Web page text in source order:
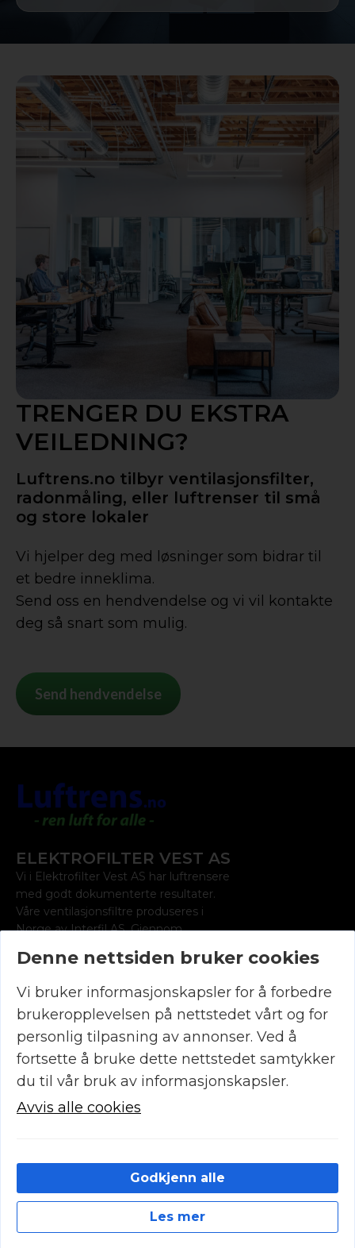
TRENGER DU EKSTRA
VEILEDNING?
Luftrens.no tilbyr ventilasjonsfilter,
radonmåling, eller luftrenser til små
og store lokaler
Vi hjelper deg med løsninger som bidrar til
et bedre inneklima.
Send oss en hendvendelse og vi vil kontakte
deg så snart som mulig.
Send hendvendelse
ELEKTROFILTER VEST AS
Vi i Elektrofilter Vest AS har luftrensere
med godt dokumenterte resultater.
Våre ventilasjonsfiltre produseres i
Norge av Interfil AS. Gjennom
leverer vi radonsporer for det norske
KONTAKT OSS
(+47) 90 29 19 99
post@luftrens.no
Fyllingsveien
81, 5161
Laksevåg
Org.nr. 986362363
Kundeservice
© 2026 Elektrofilter Vest AS – Utviklet og designet av
Denne nettsiden bruker cookies
Vi bruker informasjonskapsler for å forbedre
brukeropplevelsen på nettstedet vårt og for
personlig tilpasning av annonser. Ved å
fortsette å bruke dette nettstedet samtykker
du til vår bruk av informasjonskapsler.
Avvis alle cookies
Les mer
Godkjenn alle
Cookies